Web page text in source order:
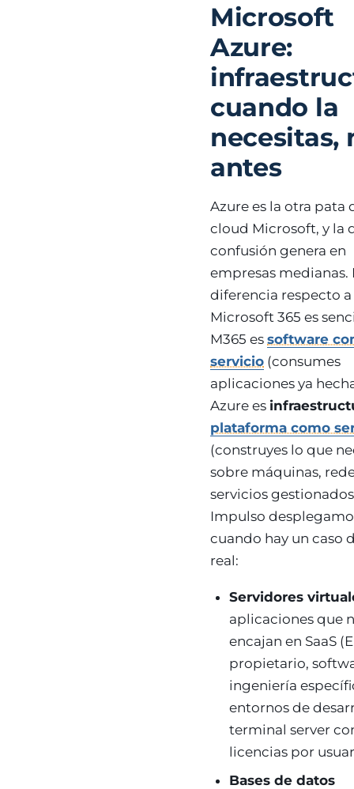
Microsoft
Azure:
cuando la
necesitas,
antes
Azure es la otra pata
cloud Microsoft, y la
confusión genera en
empresas medianas.
diferencia respecto a
Microsoft 365 es
M365 essoftware
servicio (consumes
aplicaciones ya
Azure es
plataforma como
(construyes lo que
sobre máquinas,
servicios
Impulso
cuando hay un caso
real:
Servidores
aplicaciones que
encajan en SaaS
propietario,
ingeniería
entornos de
terminal server
licencias por
Bases de datos